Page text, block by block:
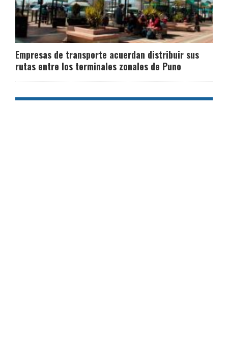
Empresas de transporte acuerdan distribuir sus
rutas entre los terminales zonales de Puno